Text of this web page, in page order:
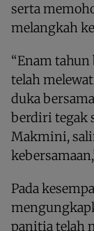
serta
melangkah
“Enam
telah
duka
berdiri tegak
Makmini,
Pada
panitia telah